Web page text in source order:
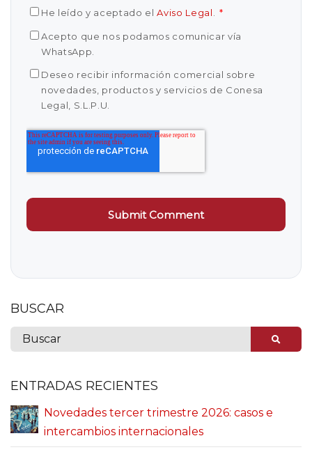
He leído y aceptado elAviso Legal. *
Acepto que nos podamos comunicar vía
WhatsApp.
Deseo recibir información comercial sobre
novedades, productos y servicios de Conesa
Legal, S.L.P.U.
BUSCAR
ENTRADAS RECIENTES
Novedades tercer trimestre 2026: casos e
intercambios internacionales